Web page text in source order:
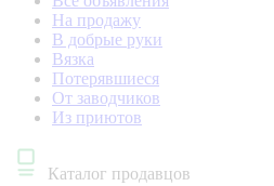
На продажу
В добрые руки
Вязка
Потерявшиеся
От заводчиков
Из приютов
Каталог продавцов